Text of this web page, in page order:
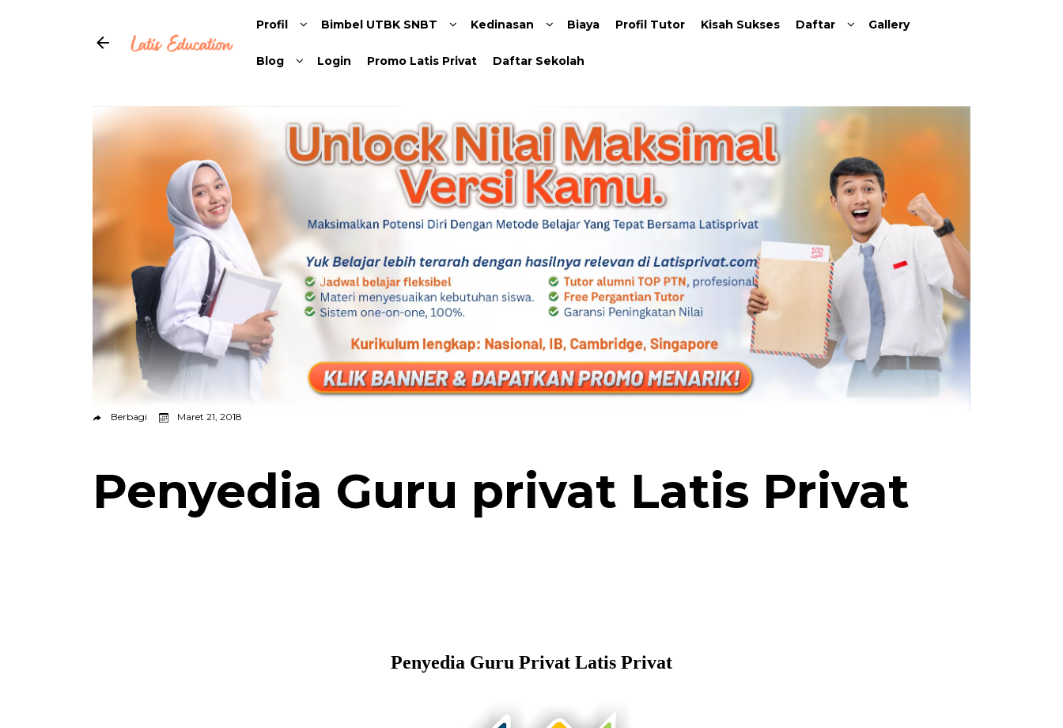
Langsung ke konten utama
Profil Bimbel UTBK SNBT Kedinasan Biaya Profil Tutor Kisah Sukses Daftar Gallery
Blog Login Promo Latis Privat Daftar Sekolah
Berbagi Maret 21, 2018
Penyedia Guru privat Latis Privat
Penyedia Guru Privat Latis Privat